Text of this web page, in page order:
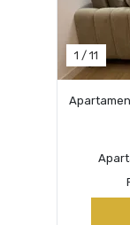
1 / 11